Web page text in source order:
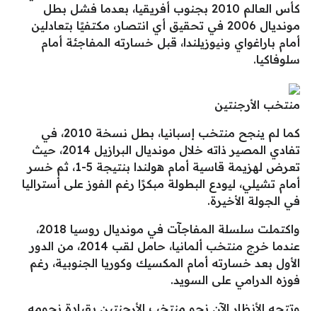
كأس العالم 2010 بجنوب أفريقيا، بعدما فشل بطل
مونديال 2006 في تحقيق أي انتصار، مكتفيًا بتعادلين
أمام باراغواي ونيوزيلندا، قبل خسارته المفاجئة أمام
سلوفاكيا.
منتخب الأرجنتين
كما لم ينجح منتخب إسبانيا، بطل نسخة 2010، في
تفادي المصير ذاته خلال مونديال البرازيل 2014، حيث
تعرض لهزيمة قاسية أمام هولندا بنتيجة 5-1، ثم خسر
أمام تشيلي، ليودع البطولة مبكرًا رغم الفوز على أستراليا
في الجولة الأخيرة.
واكتملت سلسلة المفاجآت في مونديال روسيا 2018،
عندما خرج منتخب ألمانيا، حامل لقب 2014، من الدور
الأول بعد خسارته أمام المكسيك وكوريا الجنوبية، رغم
فوزه الدرامي على السويد.
وتتجه الأنظار الآن نحو منتخب الأرجنتين بقيادة نجومه